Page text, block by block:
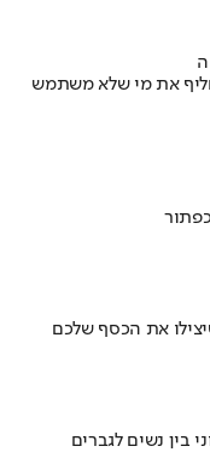
את מי שלא משתמש
את הכסף שלכם
בין נשים לגברים